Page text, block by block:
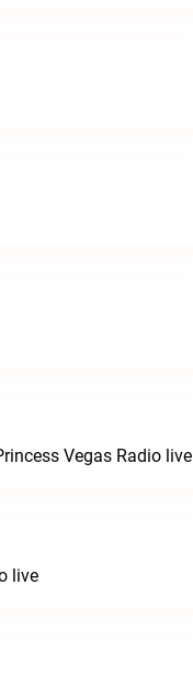
Vegas Radio live
live